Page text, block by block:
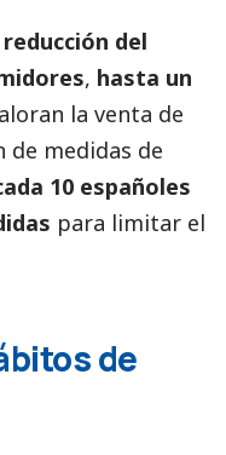
reducción del
, hasta un
la venta de
medidas de
10 españoles
para limitar el
de